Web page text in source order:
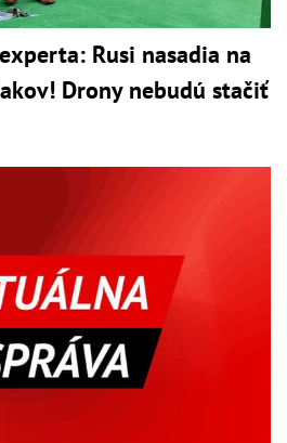
Rusi nasadia na
Drony nebudú stačiť